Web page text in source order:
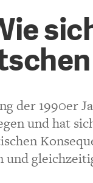
der 1990er
und hat
und
sich
Sigl-Glöckner
halten Sie von
(e.g.http://